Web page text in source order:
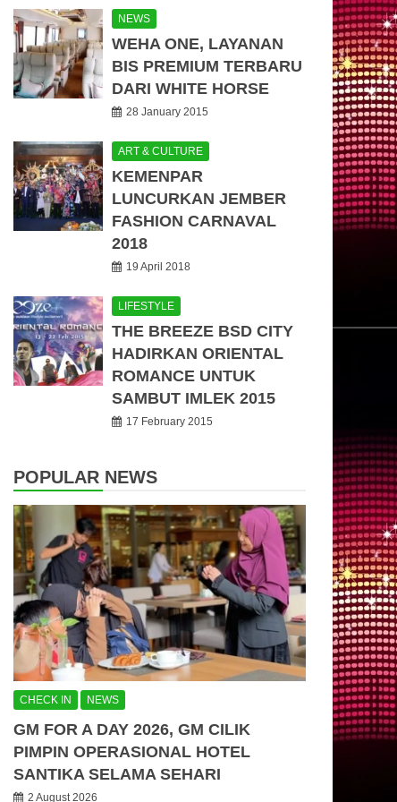
NEWS
WEHA ONE, LAYANAN
BIS PREMIUM TERBARU
DARI WHITE HORSE
28 January 2015
ART & CULTURE
KEMENPAR
LUNCURKAN JEMBER
FASHION CARNAVAL
2018
19 April 2018
LIFESTYLE
THE BREEZE BSD CITY
HADIRKAN ORIENTAL
ROMANCE UNTUK
SAMBUT IMLEK 2015
17 February 2015
POPULAR NEWS
CHECK IN NEWS
GM FOR A DAY 2026, GM CILIK
PIMPIN OPERASIONAL HOTEL
SANTIKA SELAMA SEHARI
2 August 2026